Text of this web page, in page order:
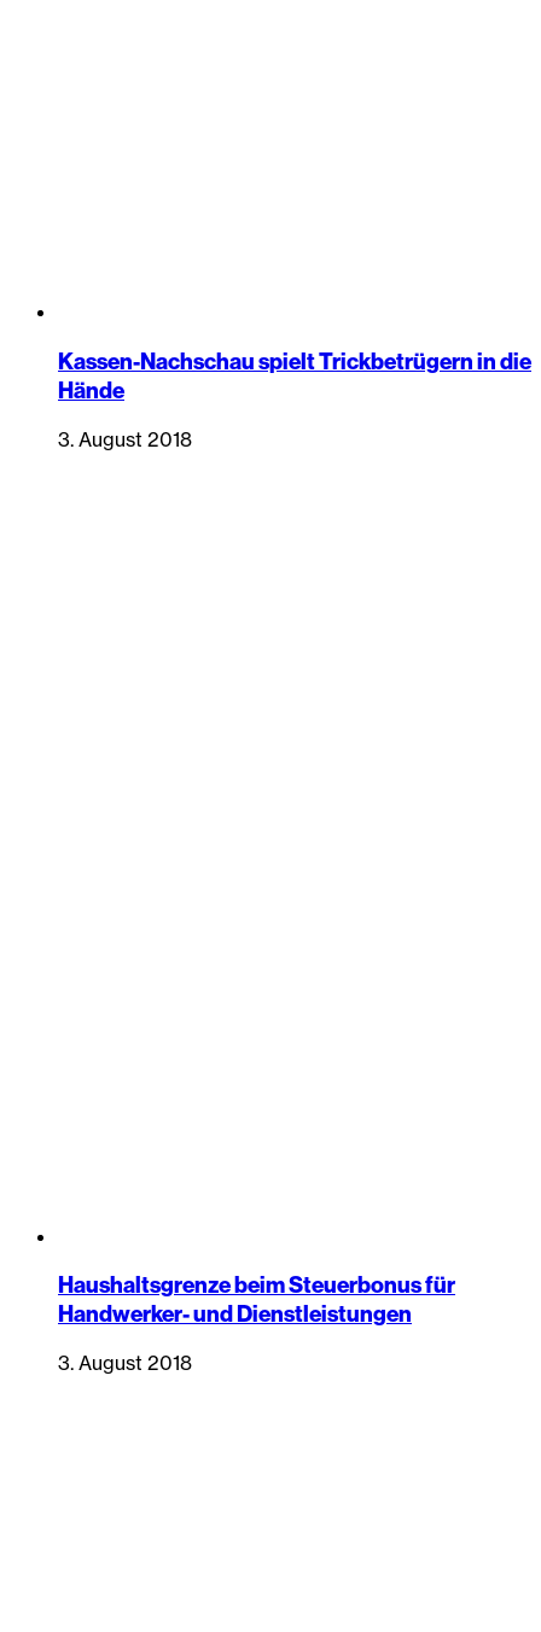
Kassen-Nachschau spielt Trickbetrügern in die
Hände
3. August 2018
Haushaltsgrenze beim Steuerbonus für
Handwerker- und Dienstleistungen
3. August 2018